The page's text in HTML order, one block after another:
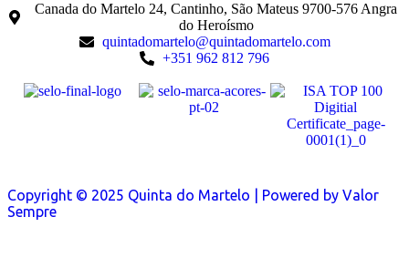
Canada do Martelo 24, Cantinho, São Mateus 9700-576 Angra
do Heroísmo
quintadomartelo@quintadomartelo.com
+351 962 812 796
Copyright © 2025 Quinta do Martelo | Powered by Valor
Sempre